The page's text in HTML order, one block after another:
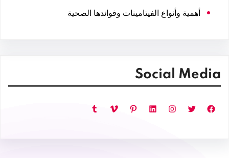
أهمية وأنواع الفيتامينات وفوائدها الصحية
Social Media
فيسبوك تويتر إنستجرام لينكد إن بينتريست فيميو تمبلر